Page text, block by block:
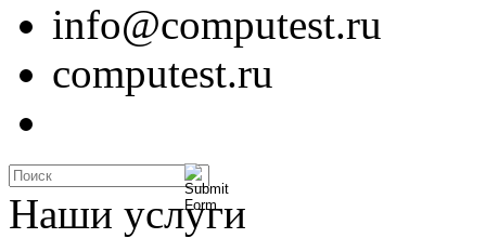
info@computest.ru
computest.ru
Наши услуги